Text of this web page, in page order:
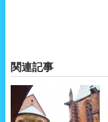
関連記事